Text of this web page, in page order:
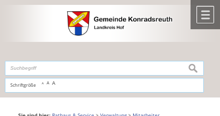
,zur Navigationoderzur Startseitespringen.
Schriftgröße A A A
suchen